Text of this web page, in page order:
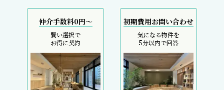
仲介手数料0円～
賢い選択で
お得に契約
初期費用お問い合わせ
気になる物件を
5分以内で回答